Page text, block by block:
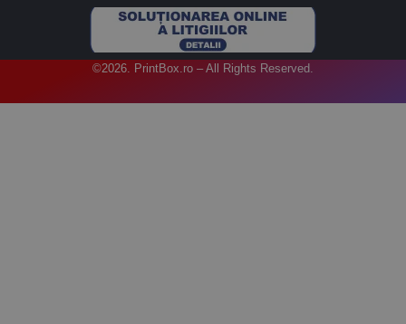
©2026. PrintBox.ro – All Rights Reserved.